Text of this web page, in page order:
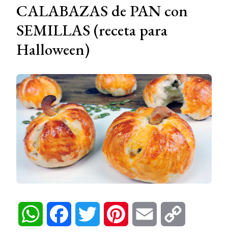
CALABAZAS de PAN con
SEMILLAS (receta para
Halloween)
WhatsAppFacebook Twitter Pinterest Email